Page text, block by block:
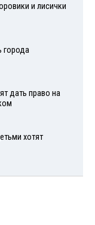
и лисички
города
дать право на
хотят